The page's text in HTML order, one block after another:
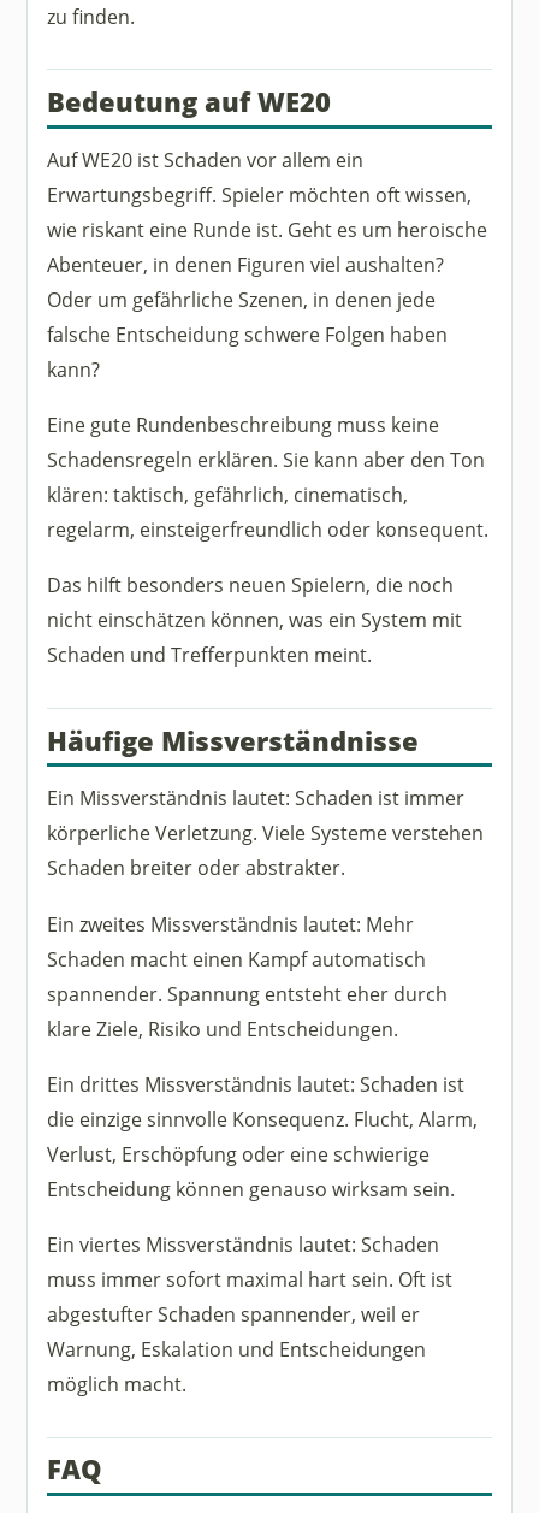
zu finden.
Bedeutung auf WE20
Auf WE20 ist Schaden vor allem ein
Erwartungsbegriff. Spieler möchten oft wissen,
wie riskant eine Runde ist. Geht es um heroische
Abenteuer, in denen Figuren viel aushalten?
Oder um gefährliche Szenen, in denen jede
falsche Entscheidung schwere Folgen haben
kann?
Eine gute Rundenbeschreibung muss keine
Schadensregeln erklären. Sie kann aber den Ton
klären: taktisch, gefährlich, cinematisch,
regelarm, einsteigerfreundlich oder konsequent.
Das hilft besonders neuen Spielern, die noch
nicht einschätzen können, was ein System mit
Schaden und Trefferpunkten meint.
Häufige Missverständnisse
Ein Missverständnis lautet: Schaden ist immer
körperliche Verletzung. Viele Systeme verstehen
Schaden breiter oder abstrakter.
Ein zweites Missverständnis lautet: Mehr
Schaden macht einen Kampf automatisch
spannender. Spannung entsteht eher durch
klare Ziele, Risiko und Entscheidungen.
Ein drittes Missverständnis lautet: Schaden ist
die einzige sinnvolle Konsequenz. Flucht, Alarm,
Verlust, Erschöpfung oder eine schwierige
Entscheidung können genauso wirksam sein.
Ein viertes Missverständnis lautet: Schaden
muss immer sofort maximal hart sein. Oft ist
abgestufter Schaden spannender, weil er
Warnung, Eskalation und Entscheidungen
möglich macht.
FAQ